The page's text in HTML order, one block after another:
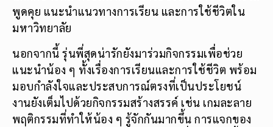
พูดคุย แนะนำแนวทางการเรียน และการใช้ชีวิตใน
มหาวิทยาลัย
นอกจากนี้ รุ่นพี่สุดน่ารักยังมาร่วมกิจกรรมเพื่อช่วย
แนะนำน้อง ๆ ทั้งเรื่องการเรียนและการใช้ชีวิต พร้อม
มอบกำลังใจและประสบการณ์ตรงที่เป็นประโยชน์
งานยังเต็มไปด้วยกิจกรรมสร้างสรรค์ เช่น เกมละลาย
พฤติกรรมที่ทำให้น้อง ๆ รู้จักกันมากขึ้น การแจกของ